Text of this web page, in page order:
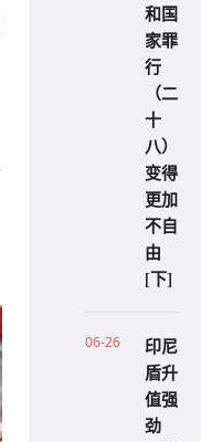
和国
家罪
行
（二
十
八）
变得
更加
不自
由
[下]
06-26
印尼
盾升
值强
劲